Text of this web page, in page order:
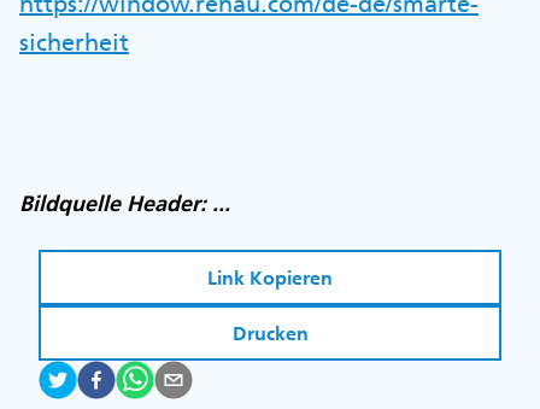
sicherheit
Bildquelle Header: ...
Link Kopieren
Drucken